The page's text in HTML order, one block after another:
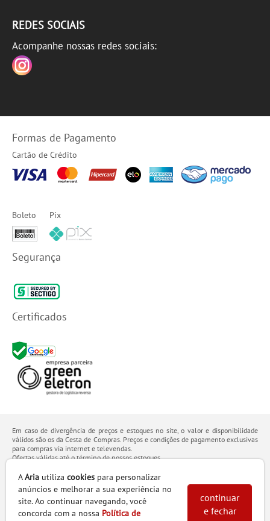
REDES SOCIAIS
Acompanhe nossas redes sociais:
Formas de Pagamento
Cartão de Crédito
Boleto Pix
Segurança
Certificados
Em caso de divergência de preços e estoques no site, o valor e disponibilidade
válidos são os da Cesta de Compras. Preços e condições de pagamento exclusivas
para compras via internet e televendas.
Ofertas válidas até o término de nossos estoques.
outro meio de comunicação ou sites de buscas. Código de Defesa do Consumidor:
Lei nº 8.078.
Vendas sujeitas à confirmação de dados e análises de crédito e risco.
Razão Social: Hayamax Distribuidora de Produtos Eletrônicos Ltda - CNPJ:
AAria utiliza cookies para personalizar
anúncios e melhorar a sua experiência no
site. Ao continuar navegando, você
concorda com a nossa Política de
continuar
e fechar